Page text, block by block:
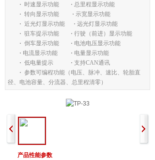
· 时速显示功能 · 总里程显示功能
· 转向显示功能 · 示宽显示功能
· 近光灯显示功能 · 远光灯显示功能
· 驻车提示功能 · 行驶（前进）显示功能
· 倒车显示功能 · 电池电压显示功能
· 电流显示功能 · 电量显示功能
· 低电量提示 · 支持CAN通讯
· 参数可编程功能（电压、脉冲、速比、轮胎直
径、电池容量、分流器、总里程清零）
产品性能参数